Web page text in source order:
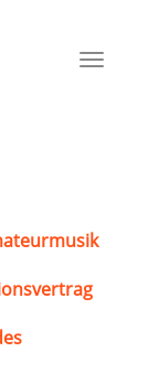
Toggle